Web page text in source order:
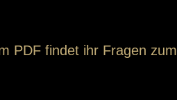
PDF findet ihr Fragen zum